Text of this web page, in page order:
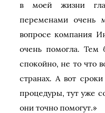
в моей жизни
переменами очень
вопросе компания
очень помогла. Тем
спокойно, не то что
странах. А вот
процедуры, тут уже
они точно помогут.»